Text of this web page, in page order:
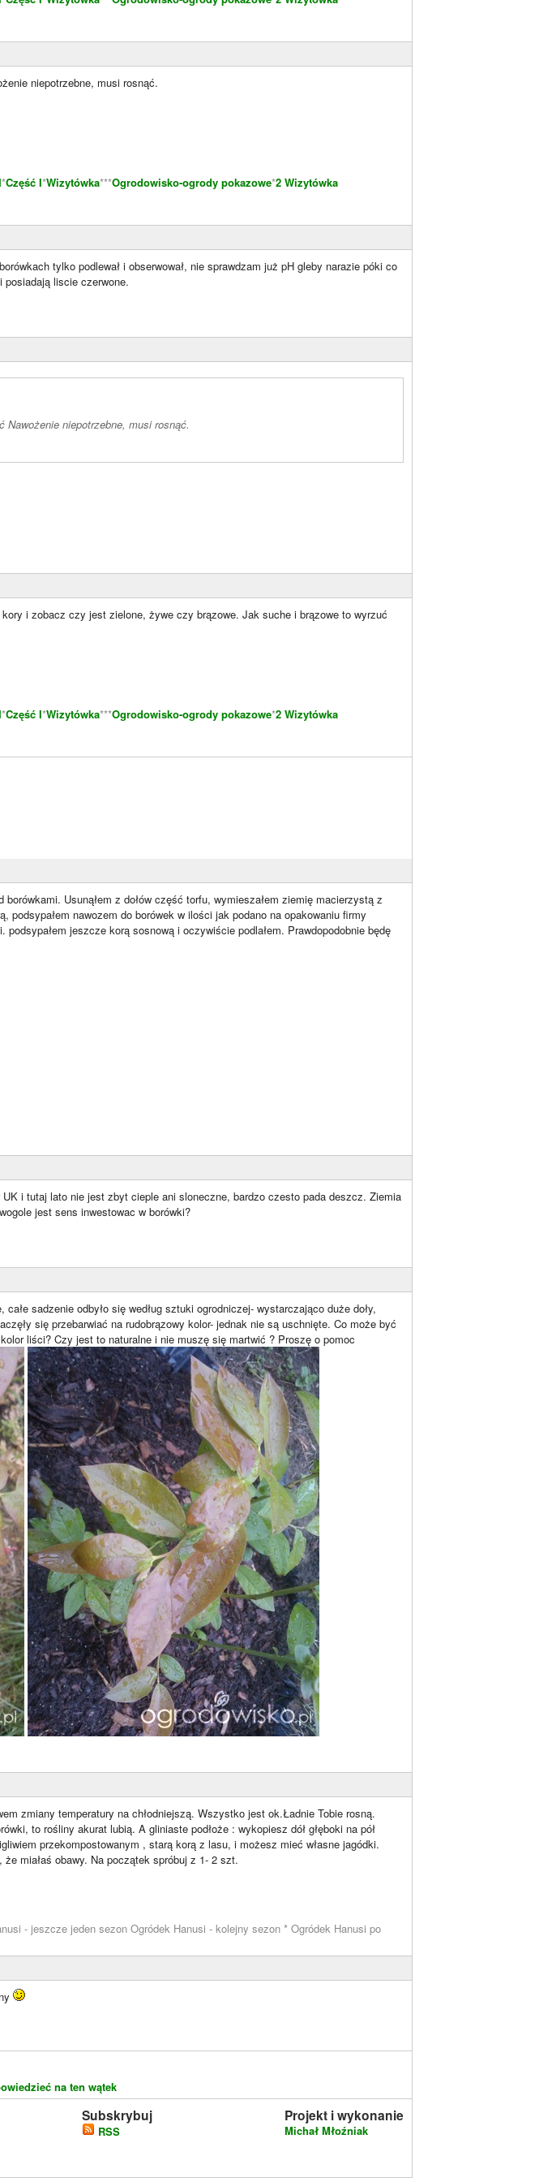
niepotrzebne, musi rosnąć.
*Część I*Wizytówka***Ogrodowisko-ogrody pokazowe*2 Wizytówka
tylko podlewał i obserwował, nie sprawdzam już pH gleby narazie póki co
liscie czerwone.
Nawożenie niepotrzebne, musi rosnąć.
i zobacz czy jest zielone, żywe czy brązowe. Jak suche i brązowe to wyrzuć
*Część I*Wizytówka***Ogrodowisko-ogrody pokazowe*2 Wizytówka
Usunąłem z dołów część torfu, wymieszałem ziemię macierzystą z
podsypałem nawozem do borówek w ilości jak podano na opakowaniu firmy
jeszcze korą sosnową i oczywiście podlałem. Prawdopodobnie będę
i tutaj lato nie jest zbyt cieple ani sloneczne, bardzo czesto pada deszcz. Ziemia
jest sens inwestowac w borówki?
sadzenie odbyło się według sztuki ogrodniczej- wystarczająco duże doły,
się przebarwiać na rudobrązowy kolor- jednak nie są uschnięte. Co może być
liści? Czy jest to naturalne i nie muszę się martwić ? Proszę o pomoc
zmiany temperatury na chłodniejszą. Wszystko jest ok.Ładnie Tobie rosną.
to rośliny akurat lubią. A gliniaste podłoże : wykopiesz dół głęboki na pół
przekompostowanym , starą korą z lasu, i możesz mieć własne jagódki.
miałaś obawy. Na początek spróbuj z 1- 2 szt.
- jeszcze jeden sezon Ogródek Hanusi - kolejny sezon * Ogródek Hanusi po
na ten wątek
Subskrybuj
RSS
Projekt i wykonanie
Michał Młoźniak